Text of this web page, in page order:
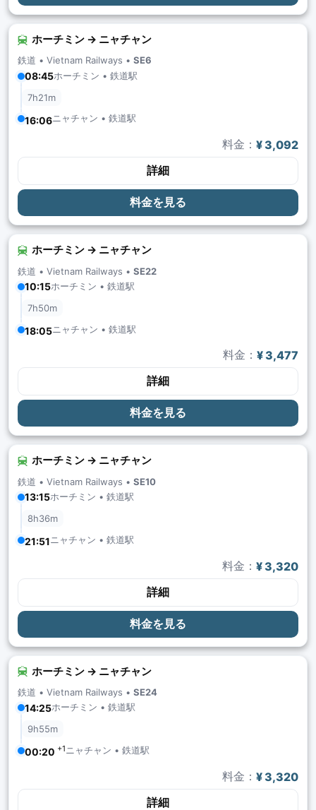
ホーチミン → ニャチャン
鉄道 • Vietnam Railways • SE6
08:45ホーチミン • 鉄道駅
7h21m
16:06ニャチャン • 鉄道駅
料金： ¥ 3,092
詳細
料金を見る
ホーチミン → ニャチャン
鉄道 • Vietnam Railways • SE22
10:15ホーチミン • 鉄道駅
7h50m
18:05ニャチャン • 鉄道駅
料金： ¥ 3,477
詳細
料金を見る
ホーチミン → ニャチャン
鉄道 • Vietnam Railways • SE10
13:15ホーチミン • 鉄道駅
8h36m
21:51ニャチャン • 鉄道駅
料金： ¥ 3,320
詳細
料金を見る
ホーチミン → ニャチャン
鉄道 • Vietnam Railways • SE24
14:25ホーチミン • 鉄道駅
9h55m
00:20 +1 ニャチャン • 鉄道駅
料金： ¥ 3,320
詳細